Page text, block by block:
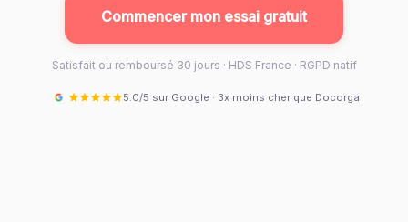
Commencer mon essai gratuit
Satisfait ou remboursé 30 jours · HDS France · RGPD natif
5.0/5 sur Google · 3x moins cher que Docorga